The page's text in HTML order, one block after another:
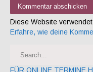
Diese Website
Erfahre, wie deine
FÜR ONLINE TERMINE